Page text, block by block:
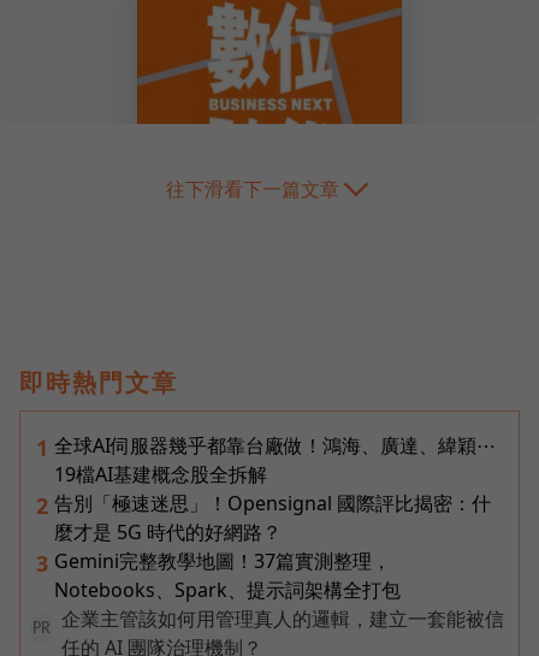
往下滑看下一篇文章
即時熱門文章
1 全球AI伺服器幾乎都靠台廠做！鴻海、廣達、緯穎⋯
19檔AI基建概念股全拆解
2 告別「極速迷思」！Opensignal 國際評比揭密：什
麼才是 5G 時代的好網路？
3 Gemini完整教學地圖！37篇實測整理，
Notebooks、Spark、提示詞架構全打包
PR
企業主管該如何用管理真人的邏輯，建立一套能被信
任的 AI 團隊治理機制？